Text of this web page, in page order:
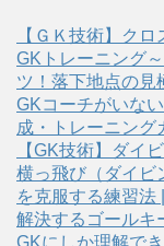
【ＧＫ技術】ク
GKトレーニング～
ツ！落下地点の見
GKコーチがいな
成・トレーニング
【GK技術】ダイ
横っ飛び（ダイビ
を克服する練習法
解決するゴールキ